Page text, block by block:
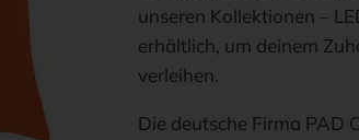
unseren Kollektionen –
erhältlich, um deinem
verleihen.
Die deutsche Firma PAD